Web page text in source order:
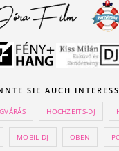
SIE AUCH
HOCHZEITS-DJ
MOBIL DJ OBEN